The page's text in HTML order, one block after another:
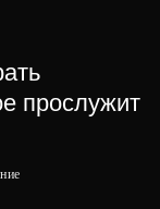
прослужит